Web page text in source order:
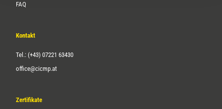
FAQ
Kontakt
Tel.: (+43) 07221 63430
office@cicmp.at
Zertifikate